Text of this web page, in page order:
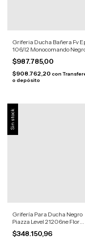
Griferia Ducha Bañera Fv
106/l2 Monocomando
Mate
$987.785,00
$908.762,20 con
o depósito
Sin stock
Grifería Para Ducha Negro
Piazza Level 21206ne Flor
Cuadrada Negro
$348.150,96